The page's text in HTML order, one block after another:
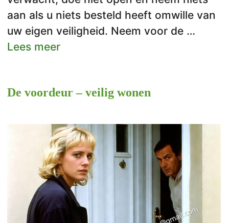
aan als u niets besteld heeft omwille van
uw eigen veiligheid. Neem voor de …
Lees meer
De voordeur – veilig wonen